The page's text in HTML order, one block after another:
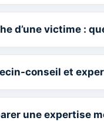
d’une victime :
conseil et
une expertise